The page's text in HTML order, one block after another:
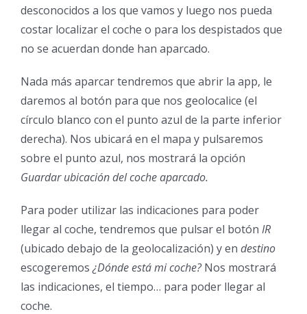
desconocidos a los que vamos y luego nos pueda
costar localizar el coche o para los despistados que
no se acuerdan donde han aparcado.
Nada más aparcar tendremos que abrir la app, le
daremos al botón para que nos geolocalice (el
círculo blanco con el punto azul de la parte inferior
derecha). Nos ubicará en el mapa y pulsaremos
sobre el punto azul, nos mostrará la opción
Guardar ubicación del coche aparcado.
Para poder utilizar las indicaciones para poder
llegar al coche, tendremos que pulsar el botón IR
(ubicado debajo de la geolocalización) y en destino
escogeremos¿Dónde está mi coche?Nos mostrará
las indicaciones, el tiempo… para poder llegar al
coche.